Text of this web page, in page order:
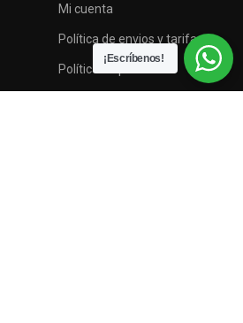
Mi cuenta
Política de envios y tarifas
Política de privacidad
¡Escríbenos!